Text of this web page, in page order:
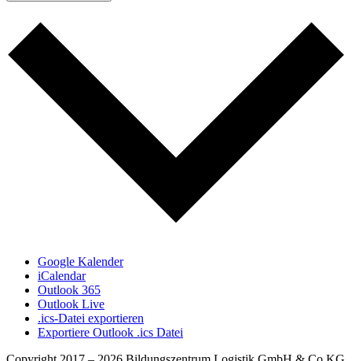
Google Kalender
iCalendar
Outlook 365
Outlook Live
.ics-Datei exportieren
Exportiere Outlook .ics Datei